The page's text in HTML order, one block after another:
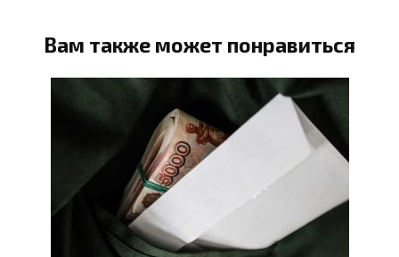
Вам также может понравиться